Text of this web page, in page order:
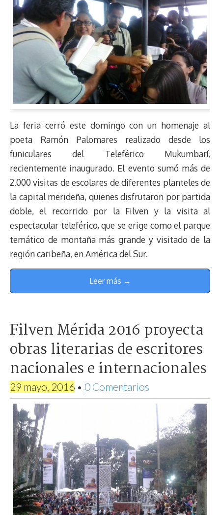
La feria cerró este domingo con un homenaje al
poeta Ramón Palomares realizado desde los
funiculares del Teleférico Mukumbarí,
recientemente inaugurado. El evento sumó más de
2.000 visitas de escolares de diferentes planteles de
la capital merideña, quienes disfrutaron por partida
doble, el recorrido por la Filven y la visita al
espectacular teleférico, que se erige como el parque
temático de montaña más grande y visitado de la
región caribeña, en América del Sur.
Leer más →
Filven Mérida 2016 proyecta
obras literarias de escritores
nacionales e internacionales
29 mayo, 2016 • 0 Comentarios